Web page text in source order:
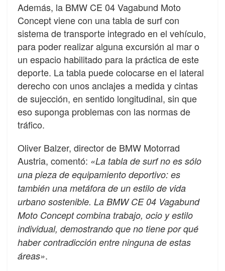
Además, la BMW CE 04 Vagabund Moto
Concept viene con una tabla de surf con
sistema de transporte integrado en el vehículo,
para poder realizar alguna excursión al mar o
un espacio habilitado para la práctica de este
deporte. La tabla puede colocarse en el lateral
derecho con unos anclajes a medida y cintas
de sujección, en sentido longitudinal, sin que
eso suponga problemas con las normas de
tráfico.
Oliver Balzer, director de BMW Motorrad
Austria, comentó: «La tabla de surf no es sólo
una pieza de equipamiento deportivo: es
también una metáfora de un estilo de vida
urbano sostenible. La BMW CE 04 Vagabund
Moto Concept combina trabajo, ocio y estilo
individual, demostrando que no tiene por qué
haber contradicción entre ninguna de estas
áreas».